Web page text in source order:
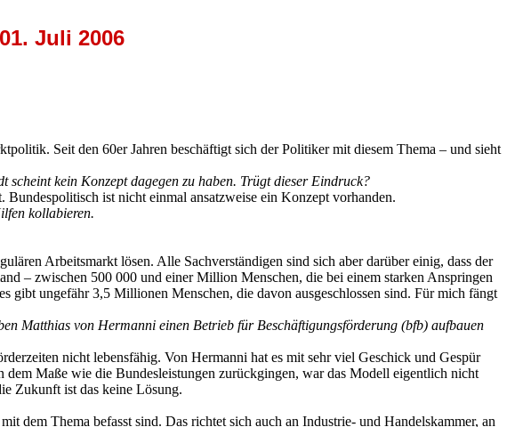
Juli 2006
Seit den 60er Jahren beschäftigt sich der Politiker mit diesem Thema – und sieht
kein Konzept dagegen zu haben. Trügt dieser Eindruck?
ist nicht einmal ansatzweise ein Konzept vorhanden.
kollabieren.
Arbeitsmarkt lösen. Alle Sachverständigen sind sich aber darüber einig, dass der
– zwischen 500 000 und einer Million Menschen, die bei einem starken Anspringen
ungefähr 3,5 Millionen Menschen, die davon ausgeschlossen sind. Für mich fängt
Matthias von Hermanni einen Betrieb für Beschäftigungsförderung (bfb) aufbauen
nicht lebensfähig. Von Hermanni hat es mit sehr viel Geschick und Gespür
Maße wie die Bundesleistungen zurückgingen, war das Modell eigentlich nicht
Zukunft ist das keine Lösung.
dem Thema befasst sind. Das richtet sich auch an Industrie- und Handelskammer, an